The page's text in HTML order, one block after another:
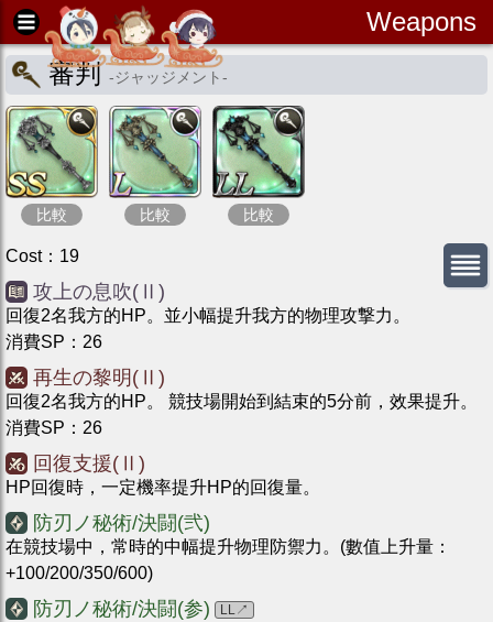
Weapons
審判 -ジャッジメント-
比較 比較 比較
Cost： 19
攻上の息吹(Ⅱ)
回復2名我方的HP。並小幅提升我方的物理攻撃力。
消費SP ： 26
再生の黎明(Ⅱ)
回復2名我方的HP。 競技場開始到結束的5分前，效果提升。
消費SP ： 26
回復支援(Ⅱ)
HP回復時，一定機率提升HP的回復量。
防刃ノ秘術/決闘(弐)
在競技場中，常時的中幅提升物理防禦力。(數值上升量：
+100/200/350/600)
防刃ノ秘術/決闘(参) LL↗